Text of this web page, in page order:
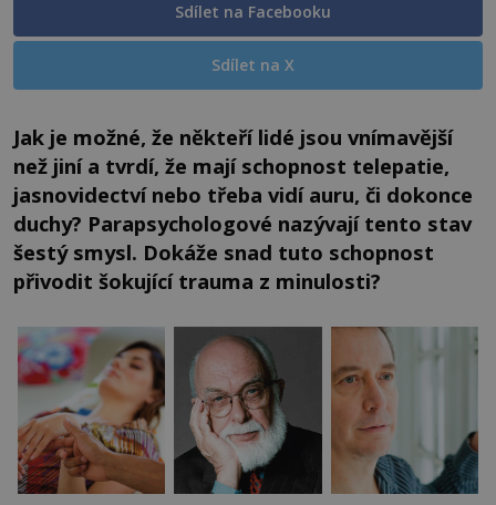
Sdílet na Facebooku
Sdílet na X
Jak je možné, že někteří lidé jsou vnímavější
než jiní a tvrdí, že mají schopnost telepatie,
jasnovidectví nebo třeba vidí auru, či dokonce
duchy? Parapsychologové nazývají tento stav
šestý smysl. Dokáže snad tuto schopnost
přivodit šokující trauma z minulosti?